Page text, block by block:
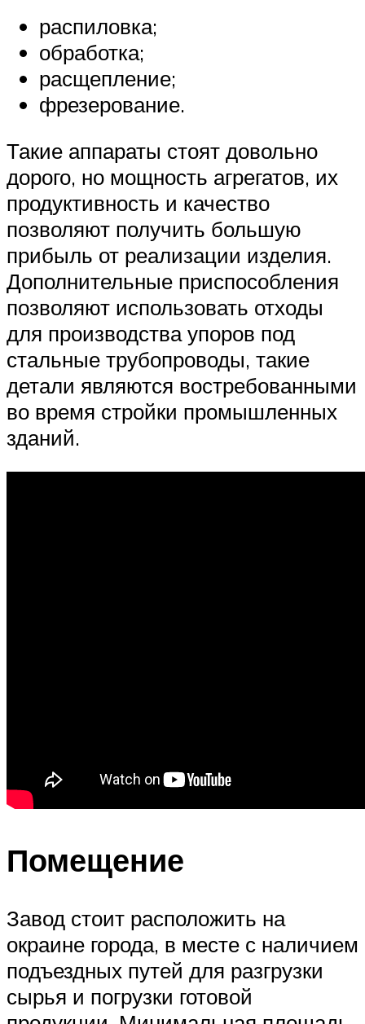
распиловка;
обработка;
расщепление;
фрезерование.
Такие аппараты стоят довольно
дорого, но мощность агрегатов, их
продуктивность и качество
позволяют получить большую
прибыль от реализации изделия.
Дополнительные приспособления
позволяют использовать отходы
для производства упоров под
стальные трубопроводы, такие
детали являются востребованными
во время стройки промышленных
зданий.
Помещение
Завод стоит расположить на
окраине города, в месте с наличием
подъездных путей для разгрузки
сырья и погрузки готовой